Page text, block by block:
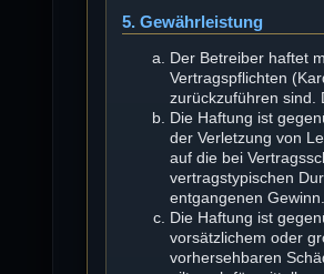
5. Gewährleistung
Der Betreiber haftet
Vertragspflichten
zurückzuführen sind.
Die Haftung ist
der Verletzung von
auf die bei
vertragstypischen
entgangenen Gewinn.
Die Haftung ist
vorsätzlichem oder
vorhersehbaren